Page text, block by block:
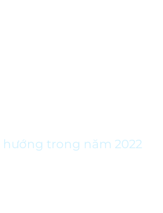
hướng trong năm 2022